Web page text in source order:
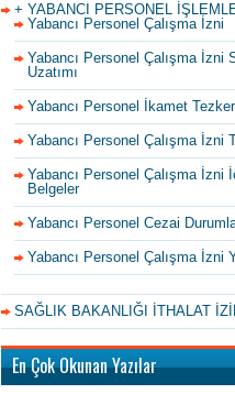
+ YABANCI PERSONEL
Yabancı Personel Çalışma İzni
Yabancı Personel Çalışma İzni
Uzatımı
Yabancı Personel İkamet
Yabancı Personel Çalışma İzni
Yabancı Personel Çalışma İzni
Belgeler
Yabancı Personel Cezai
Yabancı Personel Çalışma İzni
SAĞLIK BAKANLIĞI İTHALAT
En Çok Okunan Yazılar